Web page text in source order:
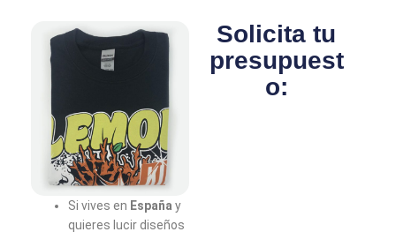
Si vives en España y
quieres lucir diseños
Solicita tu
presupuest
o: